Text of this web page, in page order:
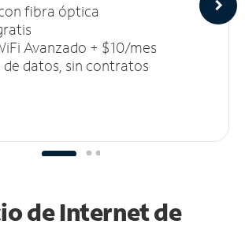
fibra óptica
Avanzado + $10/mes
de datos, sin contratos
de Internet de